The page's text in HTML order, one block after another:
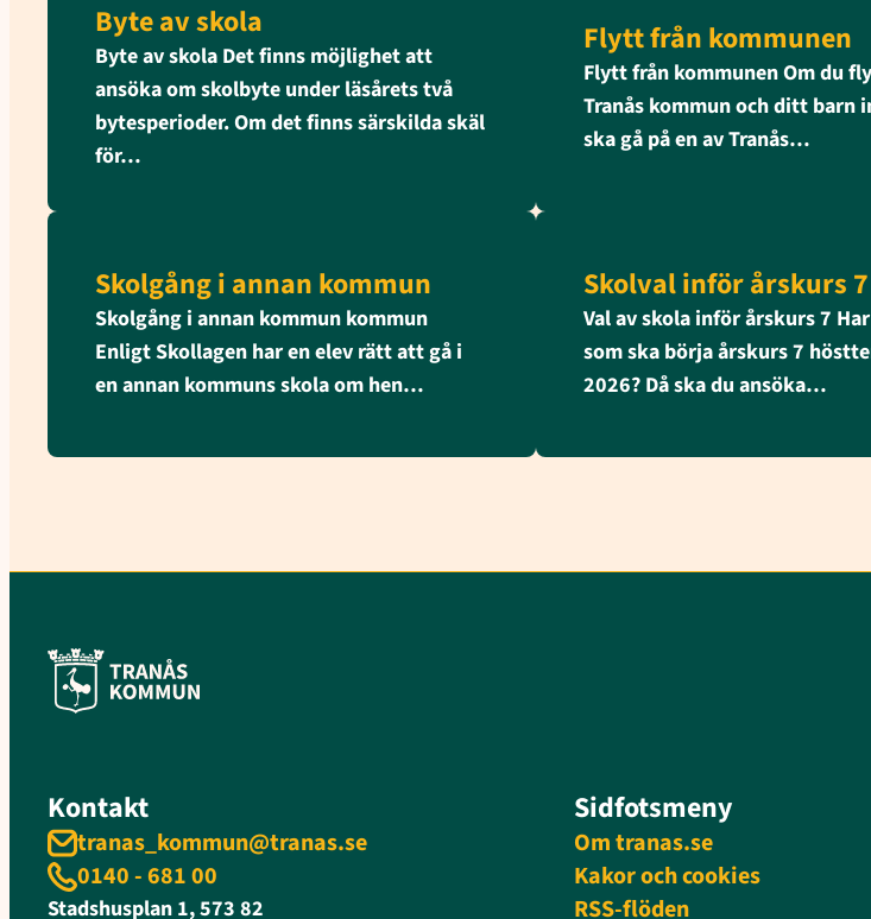
Byte av skola
Byte av skola Det finns möjlighet att
ansöka om skolbyte under läsårets två
bytesperioder. Om det finns särskilda skäl
för…
Flytt från kommunen
Flytt från kommunen Om du
Tranås kommun och ditt barn
ska gå på en av Tranås…
Skolgång i annan kommun
Skolgång i annan kommun kommun
Enligt Skollagen har en elev rätt att gå i
en annan kommuns skola om hen…
Skolval inför årskurs 7
Val av skola inför årskurs 7
som ska börja årskurs 7
2026? Då ska du ansöka…
Kontakt
tranas_kommun@tranas.se
0140 - 681 00
Stadshusplan 1, 573 82
Sidfotsmeny
Om tranas.se
Kakor och cookies
RSS-flöden